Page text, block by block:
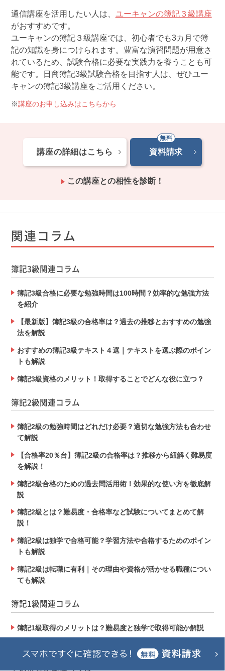
通信講座を活用したい人は、 ユーキャンの簿記３級講座
がおすすめです。
ユーキャンの簿記３級講座では、初心者でも3カ月で簿
記の知識を身につけられます。豊富な演習問題が用意さ
れているため、試験合格に必要な実践力を養うことも可
能です。日商簿記3級試験合格を目指す人は、ぜひユー
キャンの簿記3級講座をご活用ください。
講座のお申し込みはこちらから
講座の詳細はこちら 資料請求
この講座との相性を診断！
関連コラム
簿記3級関連コラム
簿記3級合格に必要な勉強時間は100時間？効率的な勉強方法
を紹介
【最新版】簿記3級の合格率は？過去の推移とおすすめの勉強
法を解説
おすすめの簿記3級テキスト４選｜テキストを選ぶ際のポイン
トも解説
簿記3級資格のメリット！取得することでどんな役に立つ？
簿記2級関連コラム
簿記2級の勉強時間はどれだけ必要？適切な勉強方法も合わせ
て解説
【合格率20％台】簿記2級の合格率は？推移から紐解く難易度
を解説！
簿記2級合格のための過去問活用術！効果的な使い方を徹底解
説
簿記2級とは？難易度・合格率など試験についてまとめて解
説！
簿記2級は独学で合格可能？学習方法や合格するためのポイン
トも解説
簿記2級は転職に有利｜その理由や資格が活かせる職種につい
ても解説
簿記1級関連コラム
簿記1級取得のメリットは？難易度と独学で取得可能か解説